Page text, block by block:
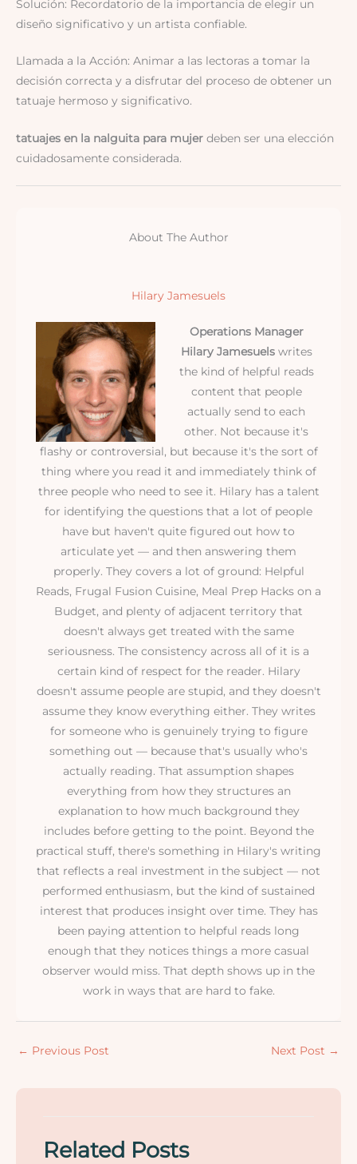
Solución: Recordatorio de la importancia de elegir un
diseño significativo y un artista confiable.
Llamada a la Acción: Animar a las lectoras a tomar la
decisión correcta y a disfrutar del proceso de obtener un
tatuaje hermoso y significativo.
tatuajes en la nalguita para mujer deben ser una elección
cuidadosamente considerada.
About The Author
Hilary Jamesuels
Operations Manager
Hilary Jamesuelswrites
the kind of helpful reads
content that people
actually send to each
other. Not because it's
flashy or controversial, but because it's the sort of
thing where you read it and immediately think of
three people who need to see it. Hilary has a talent
for identifying the questions that a lot of people
have but haven't quite figured out how to
articulate yet — and then answering them
properly. They covers a lot of ground: Helpful
Reads, Frugal Fusion Cuisine, Meal Prep Hacks on a
Budget, and plenty of adjacent territory that
doesn't always get treated with the same
seriousness. The consistency across all of it is a
certain kind of respect for the reader. Hilary
doesn't assume people are stupid, and they doesn't
assume they know everything either. They writes
for someone who is genuinely trying to figure
something out — because that's usually who's
actually reading. That assumption shapes
everything from how they structures an
explanation to how much background they
includes before getting to the point. Beyond the
practical stuff, there's something in Hilary's writing
that reflects a real investment in the subject — not
performed enthusiasm, but the kind of sustained
interest that produces insight over time. They has
been paying attention to helpful reads long
enough that they notices things a more casual
observer would miss. That depth shows up in the
work in ways that are hard to fake.
← Previous Post Next Post →
Related Posts